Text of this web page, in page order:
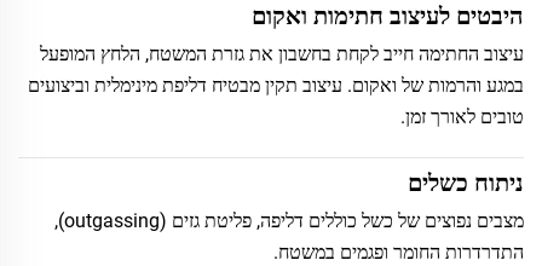
היבטים לעיצוב חתימות ואקום
עיצוב החתימה חייב לקחת בחשבון את גזרת המשטח, הלחץ המופעל
במגע והרמות של ואקום. עיצוב תקין מבטיח דליפת מינימלית וביצועים
טובים לאורך זמן.
ניתוח כשלים
מצבים נפוצים של כשל כוללים דליפה, פליטת גזים (outgassing),
התדרדרות החומר ופגמים במשטח.